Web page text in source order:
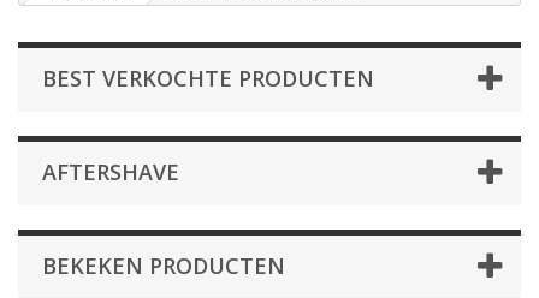
BEST VERKOCHTE PRODUCTEN
AFTERSHAVE
BEKEKEN PRODUCTEN